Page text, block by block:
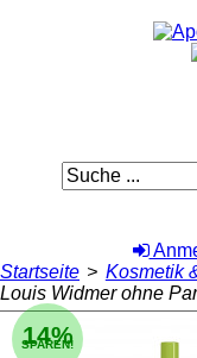
Startseite > Kosmetik
Louis Widmer ohne
14%
SPAREN!